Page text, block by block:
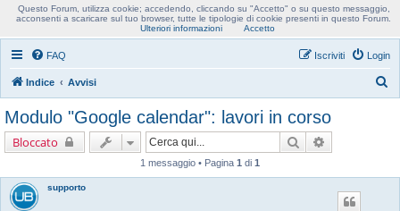
Usobollo forum
FAQ Login
Iscriviti
Indice Avvisi
Modulo "Google calendar": lavori in corso
Bloccato Cerca
1 messaggio • Pagina 1 di 1
supporto
Questo Forum, utilizza cookie; accedendo, cliccando su "Accetto" o su questo messaggio,
acconsenti a scaricare sul tuo browser, tutte le tipologie di cookie presenti in questo Forum.
Ulteriori informazioni
Accetto